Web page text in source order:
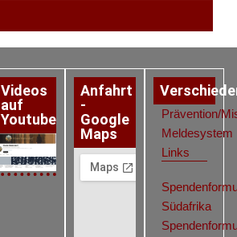
Videos
auf
Youtube
Datenschutz
Impressum
Cookie-Richtlinie (EU)
Anfahrt
-
Google
Maps
Prävention/
Meldesystem
Links
Südafrika